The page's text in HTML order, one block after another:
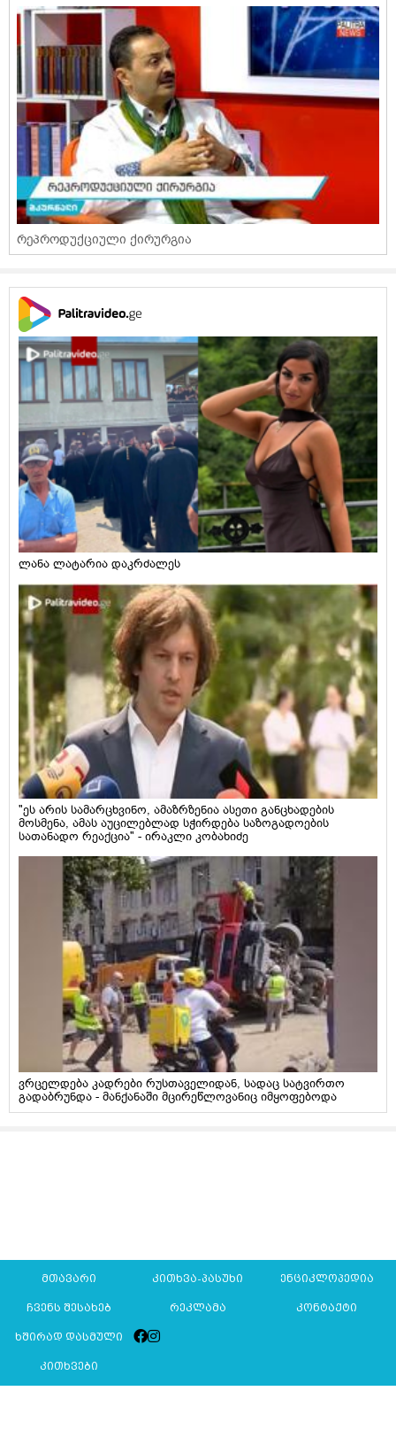
რეპროდუქციული ქირურგია
ლანა ლატარია დაკრძალეს
"ეს არის სამარცხვინო, ამაზრზენია ასეთი განცხადების
მოსმენა, ამას აუცილებლად სჭირდება საზოგადოების
სათანადო რეაქცია" - ირაკლი კობახიძე
ვრცელდება კადრები რუსთაველიდან, სადაც სატვირთო
გადაბრუნდა - მანქანაში მცირეწლოვანიც იმყოფებოდა
მთავარი კითხვა-პასუხი ენციკლოპედია
ჩვენს შესახებ რეკლამა კონტაქტი
ხშირად დასმული
კითხვები